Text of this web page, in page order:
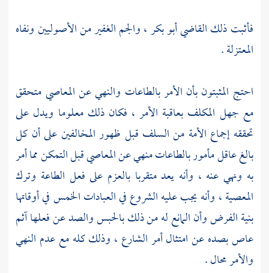
فأثبت ذلكالقاضي أبو بكر، والجم الغفير من الأصوليين ونفاه
المعتزلة.
احتج المثبتون بأن الأمر بالطاعات والنهي عن المعاصي متحقق
مع جهل المكلف بعاقبة الأمر ، فكان ذلك معلوما ويدل على
تحققه إجماع الأمة من السلف قبل ظهور المخالفين على أن كل
بالغ عاقل مأمور بالطاعات منهي عن المعاصي قبل التمكن مما أمر
به ونهي عنه ، وأنه يعد متقربا بالعزم على فعل الطاعة وترك
المعصية ، وأنه يجب عليه الشروع في العبادات الخمس في أوقاتها
بنية الفرض وأن المانع له من ذلك بالحبس والصد عن فعلها آثم
عاص بصده عن امتثال أمر الشارع ، وذلك كله مع عدم النهي
والأمر محال .